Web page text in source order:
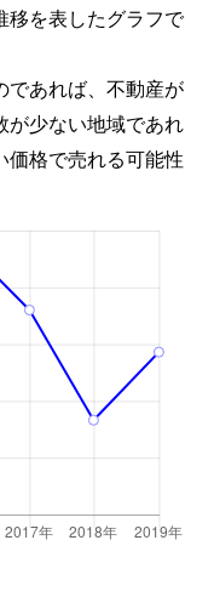
移を表したグラフで
であれば、不動産が
が少ない地域であれ
価格で売れる可能性